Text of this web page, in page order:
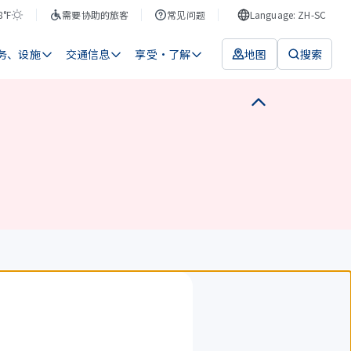
需要协助的旅客 常见问题 Language: ZH-SC
、设施 交通信息 享受・了解 地图 搜索